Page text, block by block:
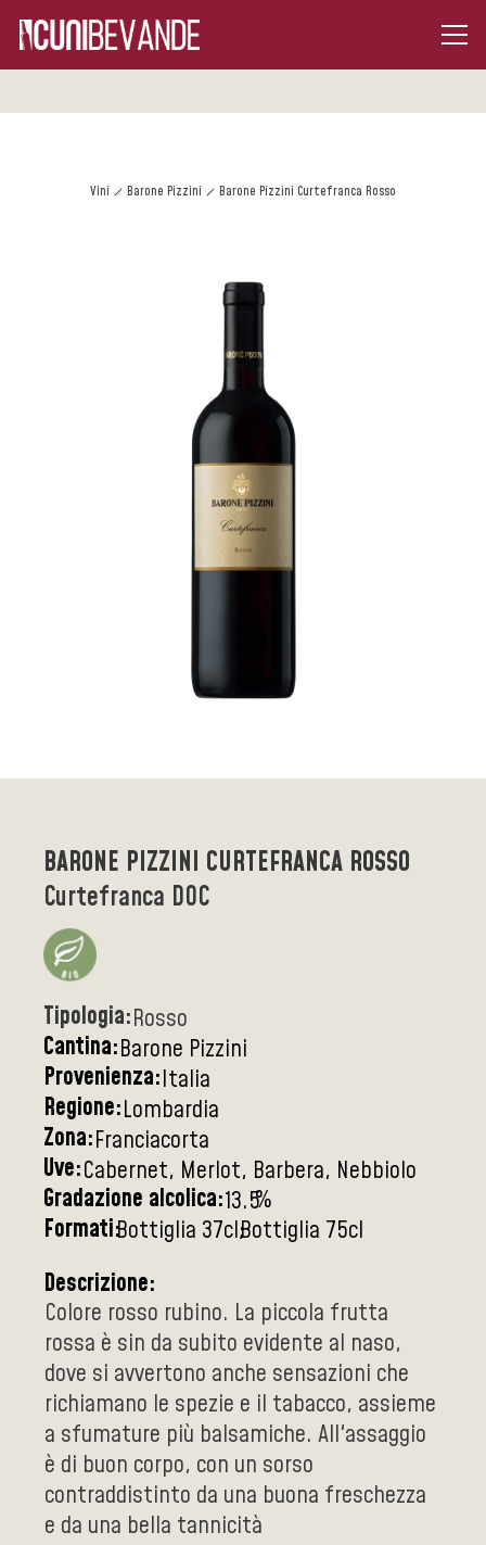
Vini Barone Pizzini Barone Pizzini Curtefranca Rosso
BARONE PIZZINI CURTEFRANCA ROSSO
Curtefranca DOC
Tipologia:Rosso
Cantina:Barone Pizzini
Provenienza:Italia
Regione:Lombardia
Zona:Franciacorta
Uve:Cabernet, Merlot, Barbera, Nebbiolo
Gradazione alcolica:13.5%
Formati:Bottiglia 37clBottiglia 75cl
Descrizione:
Colore rosso rubino. La piccola frutta
rossa è sin da subito evidente al naso,
dove si avvertono anche sensazioni che
richiamano le spezie e il tabacco, assieme
a sfumature più balsamiche. All'assaggio
è di buon corpo, con un sorso
contraddistinto da una buona freschezza
e da una bella tannicità